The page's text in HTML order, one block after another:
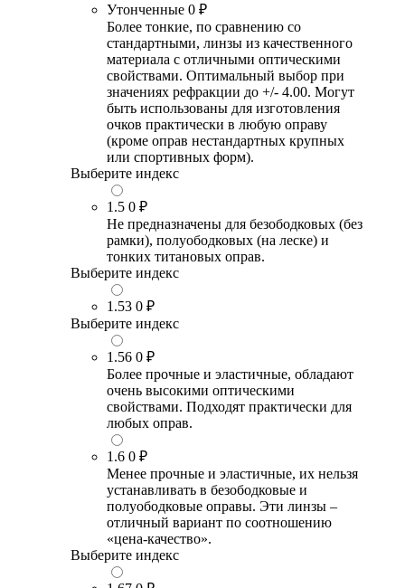
Утонченные 0 ₽
Более тонкие, по сравнению со
стандартными, линзы из качественного
материала с отличными оптическими
свойствами. Оптимальный выбор при
значениях рефракции до +/- 4.00. Могут
быть использованы для изготовления
очков практически в любую оправу
(кроме оправ нестандартных крупных
или спортивных форм).
Выберите индекс
1.5 0 ₽
Не предназначены для безободковых (без
рамки), полуободковых (на леске) и
тонких титановых оправ.
Выберите индекс
1.53 0 ₽
Выберите индекс
1.56 0 ₽
Более прочные и эластичные, обладают
очень высокими оптическими
свойствами. Подходят практически для
любых оправ.
1.6 0 ₽
Менее прочные и эластичные, их нельзя
устанавливать в безободковые и
полуободковые оправы. Эти линзы –
отличный вариант по соотношению
«цена-качество».
Выберите индекс